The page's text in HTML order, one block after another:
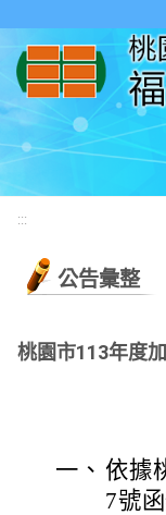
:::
公告彙整
桃園市113年度
一、 依據
7號